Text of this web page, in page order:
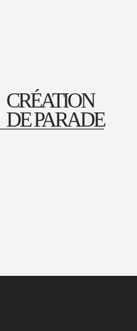
CRÉATION
DE PARADE